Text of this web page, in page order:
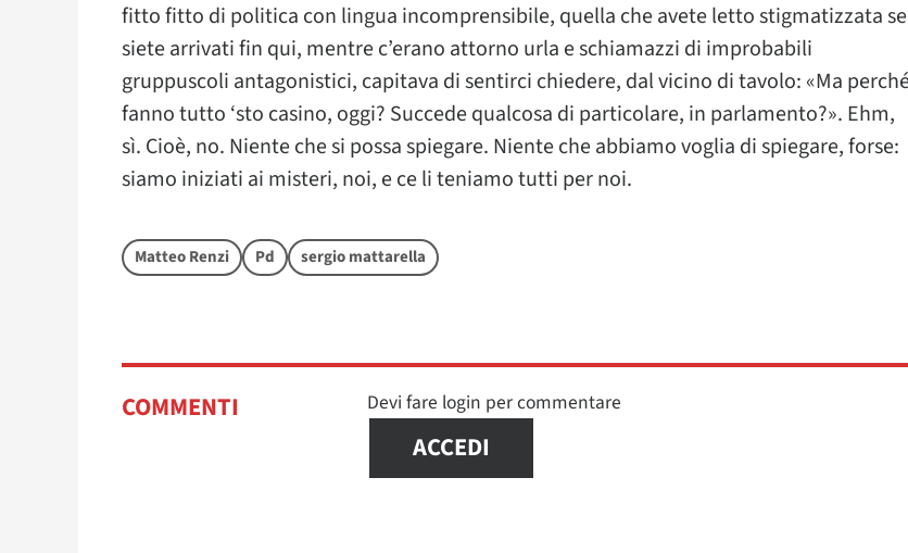
fitto fitto di politica con lingua incomprensibile, quella che avete letto stigmatizzata se
siete arrivati fin qui, mentre c’erano attorno urla e schiamazzi di improbabili
gruppuscoli antagonistici, capitava di sentirci chiedere, dal vicino di tavolo: «Ma
fanno tutto ‘sto casino, oggi? Succede qualcosa di particolare, in parlamento?». Ehm,
sì. Cioè, no. Niente che si possa spiegare. Niente che abbiamo voglia di spiegare, forse:
siamo iniziati ai misteri, noi, e ce li teniamo tutti per noi.
Matteo Renzi Pd sergio mattarella
COMMENTI Devi fare login per commentare
ACCEDI